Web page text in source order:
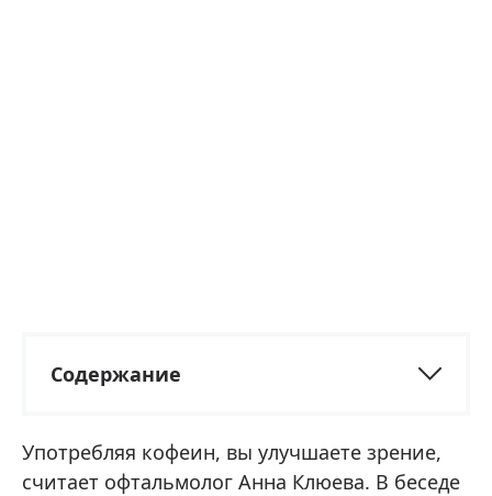
Содержание
Употребляя кофеин, вы улучшаете зрение,
считает офтальмолог Анна Клюева. В беседе